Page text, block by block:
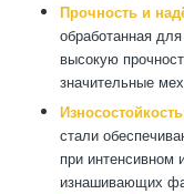
Прочность и
обработанная
высокую
значительные
стали
при интенсивном
изнашивающих